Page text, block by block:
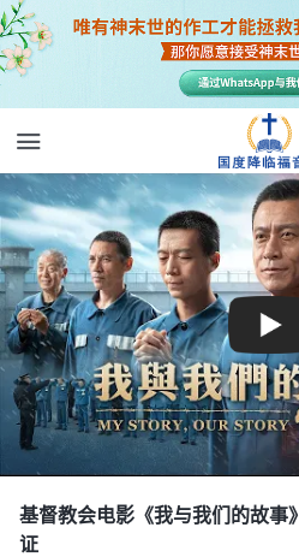
基督教会电影《我与我们的故事
证